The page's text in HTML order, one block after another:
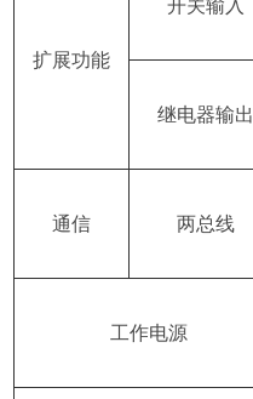
扩展功能
开关输入
继电器输出
通信 两总线
工作电源